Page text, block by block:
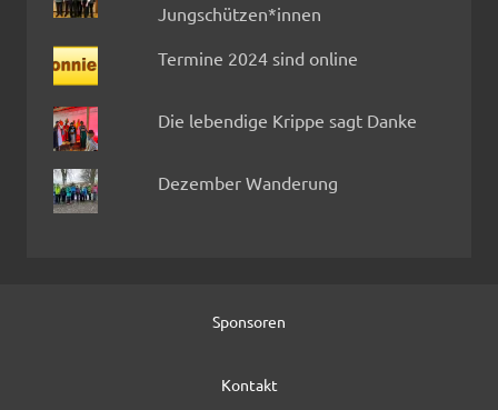
Jungschützen*innen
Termine 2024 sind online
Die lebendige Krippe sagt Danke
Dezember Wanderung
Sponsoren
Kontakt